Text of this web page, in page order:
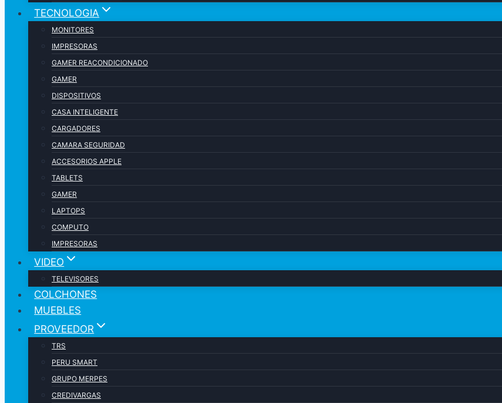
TECNOLOGIA
MONITORES
IMPRESORAS
GAMER REACONDICIONADO
GAMER
DISPOSITIVOS
CASA INTELIGENTE
CARGADORES
CAMARA SEGURIDAD
ACCESORIOS APPLE
TABLETS
GAMER
LAPTOPS
COMPUTO
IMPRESORAS
VIDEO
TELEVISORES
COLCHONES
MUEBLES
PROVEEDOR
TRS
PERU SMART
GRUPO MERPES
CREDIVARGAS